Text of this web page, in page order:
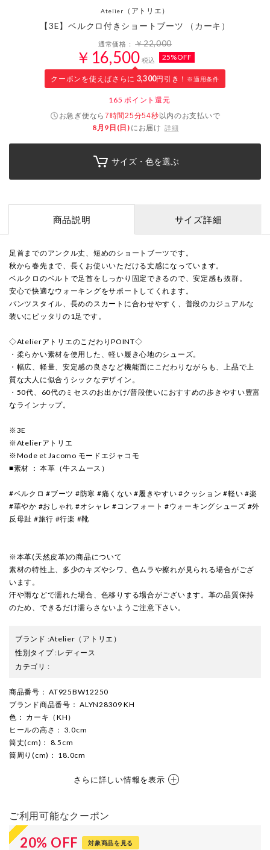
Atelier （アトリエ）
【3E】ベルクロ付きショートブーツ （カーキ）
通常価格：￥22,000
￥16,500 税込 25%OFF
クーポンを使えばさらに 3,300円引き！ ※適用条件
165 ポイント還元
お急ぎ便なら7時間25分53秒以内のお支払いで
8月9日(日) にお届け 詳細
サイズ・色を選ぶ
商品説明 サイズ詳細
足首までのアンクル丈、短めのショートブーツです。
秋から春先まで、長くお使いいただける丈感になっています。
ベルクロのベルトで足首をしっかり固定できるので、安定感も抜群。
安心で快適なウォーキングをサポートしてくれます。
パンツスタイル、長めのスカートに合わせやすく、普段のカジュアルな
装いにピッタリの1足です。
◇AtelierアトリエのこだわりPOINT◇
・柔らかい素材を使用した、軽い履き心地のシューズ。
・幅広、軽量、安定感の良さなど機能面にこだわりながらも、上品で上
質な大人に似合うシックなデザイン。
・50代、60代のミセスのお出かけ/普段使いにおすすめの歩きやすい豊富
なラインナップ。
※3E
※Atelierアトリエ
※Mode et Jacomo モードエジャコモ
■素材 ： 本革（牛スムース）
#ベルクロ #ブーツ #防寒 #痛くない #履きやすい #クッション #軽い #楽
#華やか #おしゃれ #オシャレ #コンフォート #ウォーキングシューズ #外
反母趾 #旅行 #行楽 #靴
※本革(天然皮革)の商品について
素材の特性上、多少のキズやシワ、色ムラや擦れが見られる場合がござ
います。
汗や雨などで濡れた場合、色移りする場合がございます。革の品質保持
のため、できるだけ濡らさないようご注意下さい。
ブランド :Atelier （アトリエ）
性別タイプ:レディース
カテゴリ :
商品番号 ： AT925BW12250
ブランド商品番号 ： ALYN28309 KH
色 ： カーキ（KH）
ヒールの高さ ： 3.0cm
筒丈(cm) ： 8.5cm
筒周り(cm) ： 18.0cm
さらに詳しい情報を表示
ご利用可能なクーポン
20% OFF 対象商品を見る